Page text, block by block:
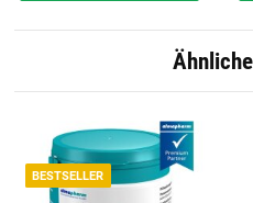
BESTSELLER